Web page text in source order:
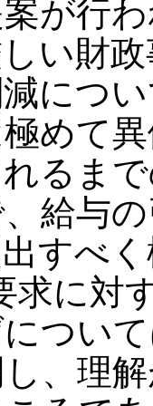
が行
い財
につ
めて
るま
給与
すべ
求に対
つい
、理